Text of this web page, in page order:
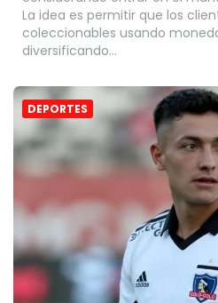
La idea es permitir que los
coleccionables usando
diversificando…
DEPORTES